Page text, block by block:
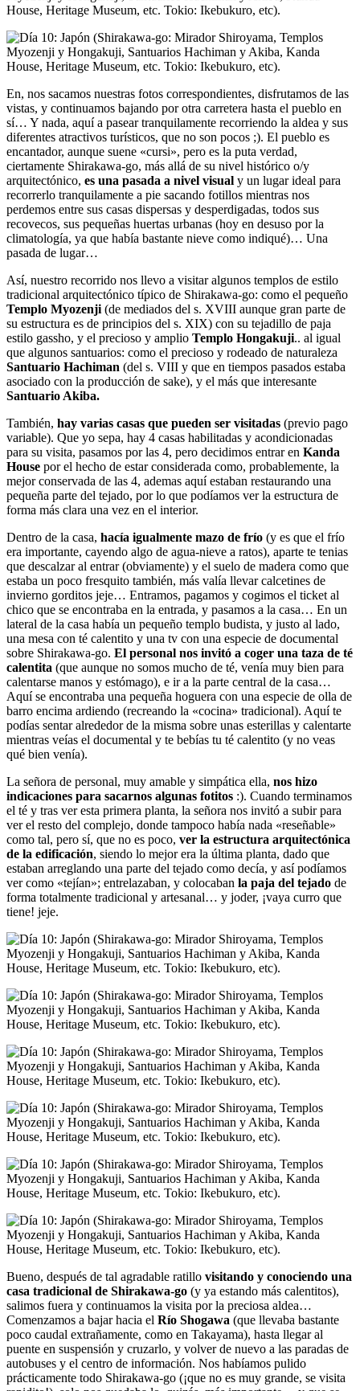
En, nos sacamos nuestras fotos correspondientes, disfrutamos de las
vistas, y continuamos bajando por otra carretera hasta el pueblo en
sí… Y nada, aquí a pasear tranquilamente recorriendo la aldea y sus
diferentes atractivos turísticos, que no son pocos ;). El pueblo es
encantador, aunque suene «cursi», pero es la puta verdad,
ciertamente Shirakawa-go, más allá de su nivel histórico o/y
arquitectónico, es una pasada a nivel visual y un lugar ideal para
recorrerlo tranquilamente a pie sacando fotillos mientras nos
perdemos entre sus casas dispersas y desperdigadas, todos sus
recovecos, sus pequeñas huertas urbanas (hoy en desuso por la
climatología, ya que había bastante nieve como indiqué)… Una
pasada de lugar…
Así, nuestro recorrido nos llevo a visitar algunos templos de estilo
tradicional arquitectónico típico de Shirakawa-go: como el pequeño
Templo Myozenji(de mediados del s. XVIII aunque gran parte de
su estructura es de principios del s. XIX) con su tejadillo de paja
estilo gassho, y el precioso y amplio Templo Hongakuji.. al igual
que algunos santuarios: como el precioso y rodeado de naturaleza
Santuario Hachiman (del s. VIII y que en tiempos pasados estaba
asociado con la producción de sake), y el más que interesante
Santuario Akiba.
También, hay varias casas que pueden ser visitadas (previo pago
variable). Que yo sepa, hay 4 casas habilitadas y acondicionadas
para su visita, pasamos por las 4, pero decidimos entrar en Kanda
House por el hecho de estar considerada como, probablemente, la
mejor conservada de las 4, ademas aquí estaban restaurando una
pequeña parte del tejado, por lo que podíamos ver la estructura de
forma más clara una vez en el interior.
Dentro de la casa, hacía igualmente mazo de frío (y es que el frío
era importante, cayendo algo de agua-nieve a ratos), aparte te tenias
que descalzar al entrar (obviamente) y el suelo de madera como que
estaba un poco fresquito también, más valía llevar calcetines de
invierno gorditos jeje… Entramos, pagamos y cogimos el ticket al
chico que se encontraba en la entrada, y pasamos a la casa… En un
lateral de la casa había un pequeño templo budista, y justo al lado,
una mesa con té calentito y una tv con una especie de documental
sobre Shirakawa-go. El personal nos invitó a coger una taza de té
calentita (que aunque no somos mucho de té, venía muy bien para
calentarse manos y estómago), e ir a la parte central de la casa…
Aquí se encontraba una pequeña hoguera con una especie de olla de
barro encima ardiendo (recreando la «cocina» tradicional). Aquí te
podías sentar alrededor de la misma sobre unas esterillas y calentarte
mientras veías el documental y te bebías tu té calentito (y no veas
qué bien venía).
La señora de personal, muy amable y simpática ella, nos hizo
indicaciones para sacarnos algunas fotitos :). Cuando terminamos
el té y tras ver esta primera planta, la señora nos invitó a subir para
ver el resto del complejo, donde tampoco había nada «reseñable»
como tal, pero sí, que no es poco, ver la estructura arquitectónica
de la edificación, siendo lo mejor era la última planta, dado que
estaban arreglando una parte del tejado como decía, y así podíamos
ver como «tejían»; entrelazaban, y colocaban la paja del tejado de
forma totalmente tradicional y artesanal… y joder, ¡vaya curro que
tiene! jeje.
Bueno, después de tal agradable ratillo visitando y conociendo una
casa tradicional de Shirakawa-go (y ya estando más calentitos),
salimos fuera y continuamos la visita por la preciosa aldea…
Comenzamos a bajar hacia el Río Shogawa (que llevaba bastante
poco caudal extrañamente, como en Takayama), hasta llegar al
puente en suspensión y cruzarlo, y volver de nuevo a las paradas de
autobuses y el centro de información. Nos habíamos pulido
prácticamente todo Shirakawa-go (¡que no es muy grande, se visita